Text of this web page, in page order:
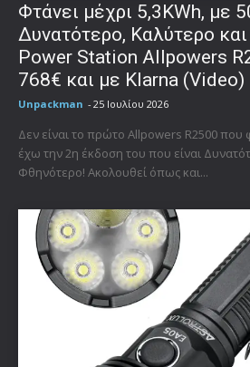
Φτάνει μέχρι 5,3KWh, με
Δυνατότερο, Καλύτερο
Power Station Allpowers
768€ και με Klarna (Video)
Unpackman - 25 Ιουλίου 2026
Δεν είναι το πρώτο Allpowers R2500
έχω την 2η έκδοση του που είναι
Φθηνότερο! Ακολουθεί όπως και...